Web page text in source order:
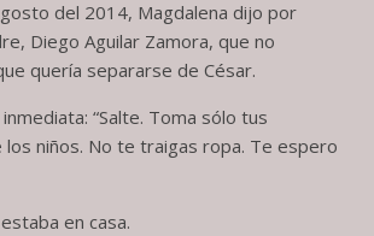
del 2014, Magdalena dijo por
Diego Aguilar Zamora, que no
quería separarse de César.
“Salte. Toma sólo tus
niños. No te traigas ropa. Te espero
en casa.